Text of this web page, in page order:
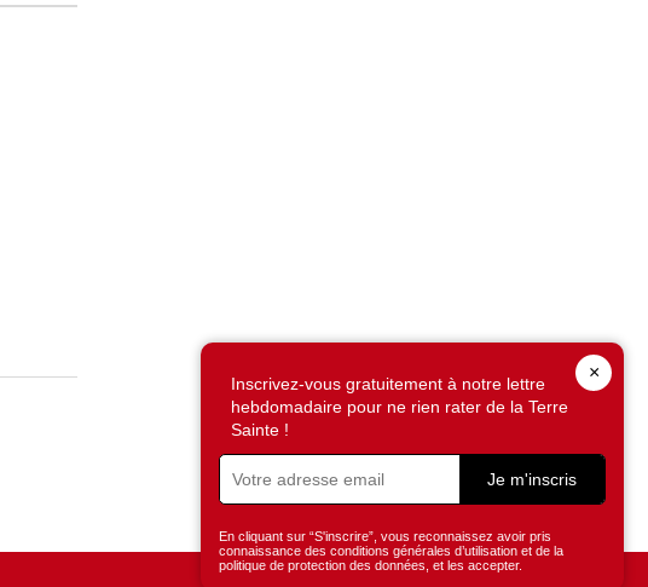
×
Inscrivez-vous gratuitement à notre lettre
hebdomadaire pour ne rien rater de la Terre
Sainte !
Je m'inscris
En cliquant sur “S'inscrire”, vous reconnaissez avoir pris
connaissance des conditions générales d’utilisation et de la
politique de protection des données, et les accepter.